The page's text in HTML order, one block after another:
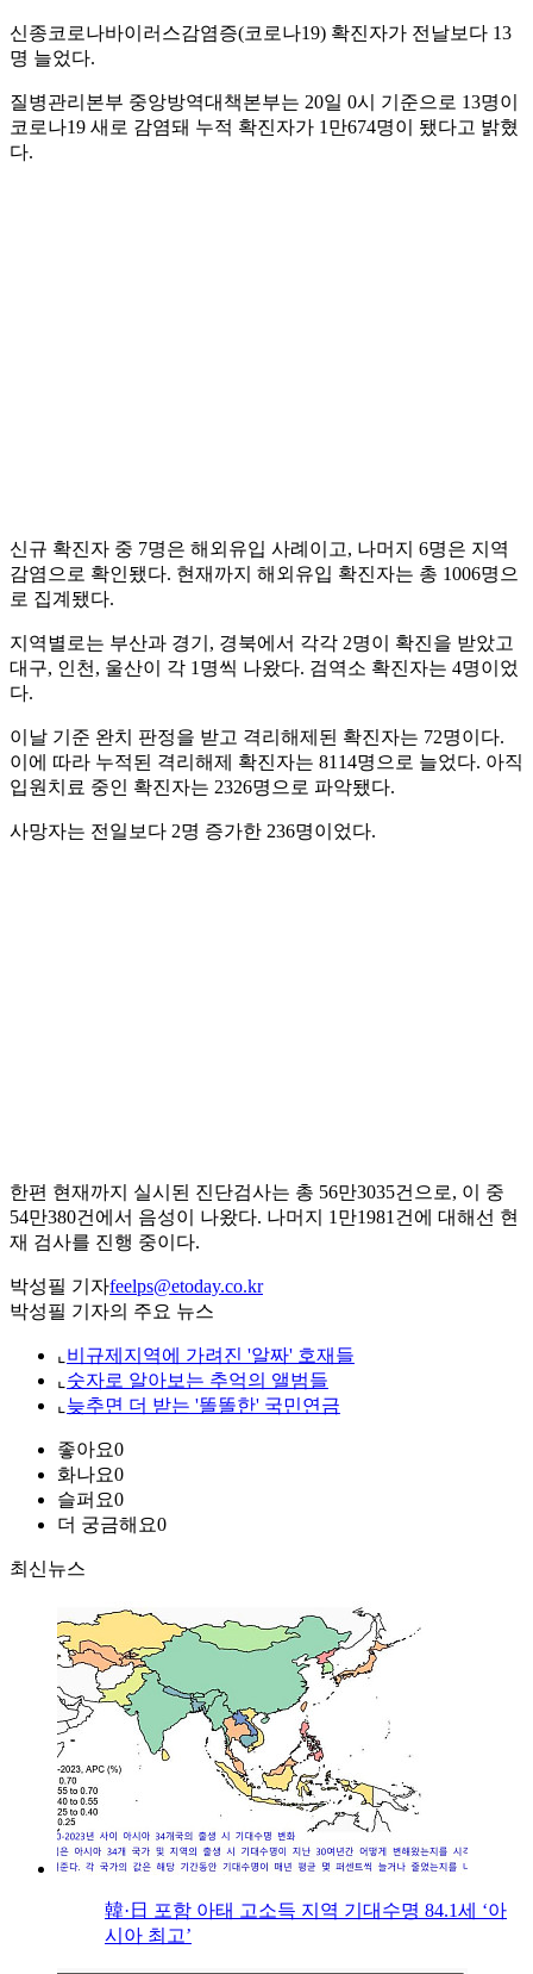
신종코로나바이러스감염증(코로나19) 확진자가 전날보다 13
명 늘었다.
질병관리본부 중앙방역대책본부는 20일 0시 기준으로 13명이
코로나19 새로 감염돼 누적 확진자가 1만674명이 됐다고 밝혔
다.
신규 확진자 중 7명은 해외유입 사례이고, 나머지 6명은 지역
감염으로 확인됐다. 현재까지 해외유입 확진자는 총 1006명으
로 집계됐다.
지역별로는 부산과 경기, 경북에서 각각 2명이 확진을 받았고
대구, 인천, 울산이 각 1명씩 나왔다. 검역소 확진자는 4명이었
다.
이날 기준 완치 판정을 받고 격리해제된 확진자는 72명이다.
이에 따라 누적된 격리해제 확진자는 8114명으로 늘었다. 아직
입원치료 중인 확진자는 2326명으로 파악됐다.
사망자는 전일보다 2명 증가한 236명이었다.
한편 현재까지 실시된 진단검사는 총 56만3035건으로, 이 중
54만380건에서 음성이 나왔다. 나머지 1만1981건에 대해선 현
재 검사를 진행 중이다.
박성필 기자feelps@etoday.co.kr
박성필 기자의 주요 뉴스
⌞ 비규제지역에 가려진 '알짜' 호재들
⌞ 숫자로 알아보는 추억의 앨범들
⌞ 늦추면 더 받는 '똘똘한' 국민연금
좋아요0
화나요0
슬퍼요0
더 궁금해요0
최신뉴스
韓·日 포함 아태 고소득 지역 기대수명 84.1세 ‘아
시아 최고’